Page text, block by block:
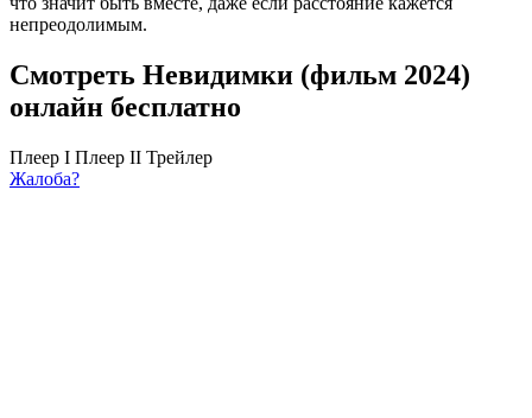
непреодолимым.
Смотреть Невидимки (фильм 2024)
онлайн бесплатно
Плеер I Плеер II Трейлер
Жалоба?